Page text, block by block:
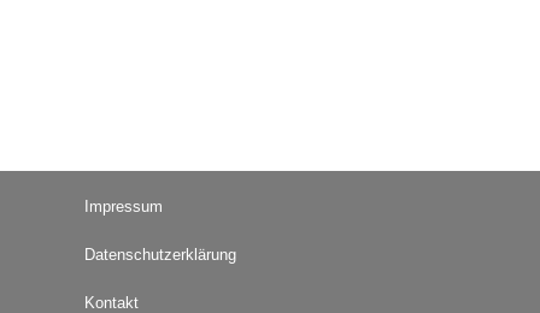
Impressum
Datenschutzerklärung
Kontakt